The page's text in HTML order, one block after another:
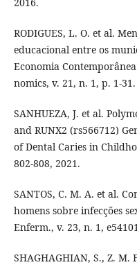
RODIGUES, L. O. et al.
educacional entre os
Economia
nomics, v. 21, n. 1, p. 1-
SANHUEZA, J. et al.
and RUNX2 (rs566712)
of Dental Caries in
802-808, 2021.
SANTOS, C. M. A. et al.
homens sobre infecções
Enferm., v. 23, n. 1,
SHAGHAGHIAN, S., Z.